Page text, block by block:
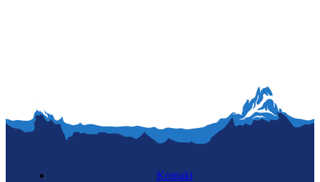
Kontakt